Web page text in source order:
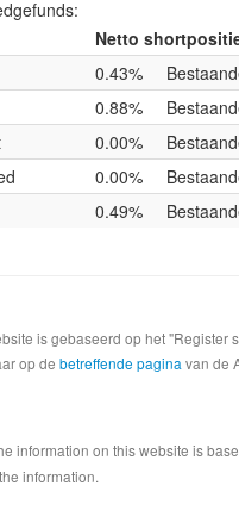
Netto
0.43%
0.88%
0.00%
0.00%
0.49%
is gebaseerd op het
op de betreffende pagina van de
information on this website is
information.